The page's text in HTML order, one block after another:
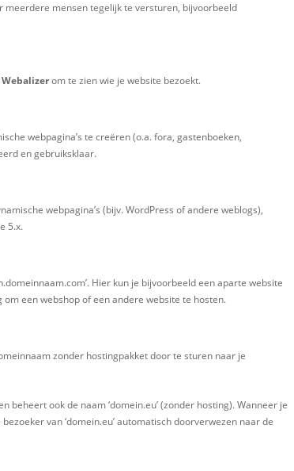
meerdere mensen tegelijk te versturen, bijvoorbeeld
Webalizerom te zien wie je website bezoekt.
webpagina’s te creëren (o.a. fora, gastenboeken,
en gebruiksklaar.
webpagina’s (bijv. WordPress of andere weblogs),
5.x.
Hier kun je bijvoorbeeld een aparte website
een webshop of een andere website te hosten.
zonder hostingpakket door te sturen naar je
beheert ook de naam ‘domein.eu’ (zonder hosting). Wanneer je
van ‘domein.eu’ automatisch doorverwezen naar de